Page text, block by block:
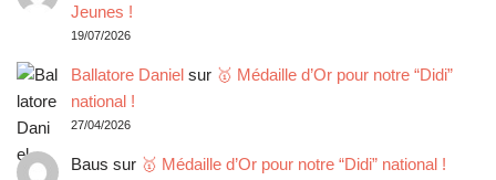
Jeunes !
19/07/2026
Ballatore Danielsur 🥇 Médaille d’Or pour notre “Didi”
national !
27/04/2026
Baus sur 🥇 Médaille d’Or pour notre “Didi” national !